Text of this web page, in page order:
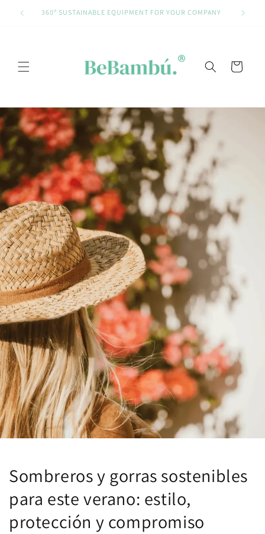
Skip to
content
360º SUSTAINABLE EQUIPMENT FOR YOUR COMPANY
Cart
Sombreros y gorras sostenibles
para este verano: estilo,
protección y compromiso